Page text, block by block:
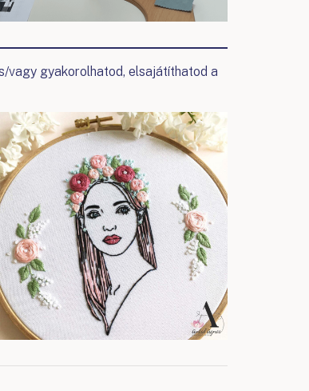
vagy gyakorolhatod, elsajátíthatod a